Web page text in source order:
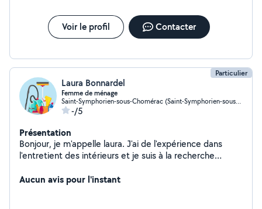
Voir le profil Contacter
Particulier
Laura Bonnardel
Femme de ménage
Saint-Symphorien-sous-Chomérac (Saint-Symphorien-sous-Chomérac)
-/5
Présentation
Bonjour, je m'appelle laura. J'ai de l'expérience dans
l'entretient des intérieurs et je suis à la recherche
suis ponctuelle dynamique, et souriante.
Aucun avis pour l'instant